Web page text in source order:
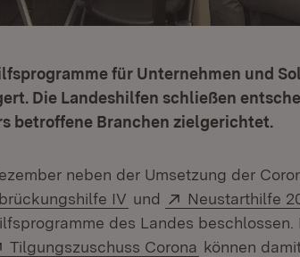
für Unternehmen und
Die Landeshilfen schließen
betroffene Branchen zielgerichtet.
neben der Umsetzung der
IV (Öffnet in neuem
und Extern:
Neustarthilfe
des Landes beschlossen.
Extern:
Tilgungszuschuss Corona (Öffnet in
können